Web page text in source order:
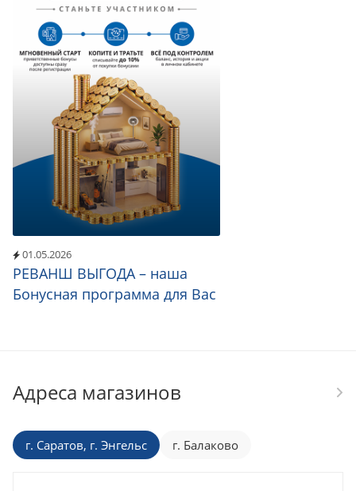
01.05.2026
РЕВАНШ ВЫГОДА – наша
Бонусная программа для Вас
Адреса магазинов
г. Саратов, г. Энгельс г. Балаково